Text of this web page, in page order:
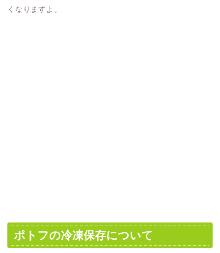
くなりますよ。
ポトフの冷凍保存について